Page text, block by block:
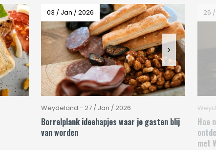
03 / Jan / 2026
Weydeland - 27 / Jan / 2026
Borrelplank ideehapjes waar je gasten blij
van worden
26
Hoe
met